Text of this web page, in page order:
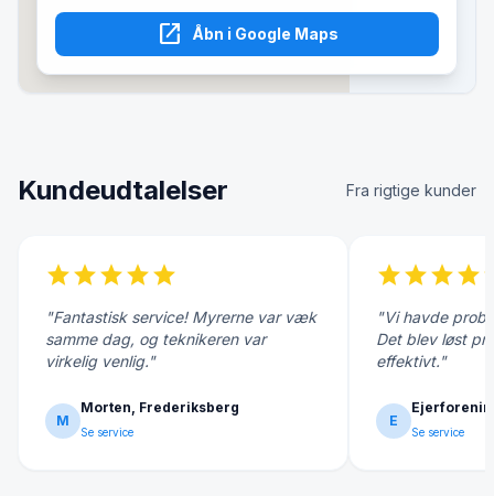
open_in_new Åbn i Google Maps
Kundeudtalelser Fra rigtige kunder
starstarstarstarstar
"Fantastisk service! Myrerne var væk
samme dag, og teknikeren var
virkelig venlig."
M
Morten, Frederiksberg
Se service
starstarstarstar
"Vi havde
Det blev løst
effektivt."
E
Se service